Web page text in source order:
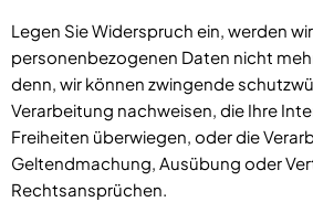
Legen Sie Widerspruch ein, werden
personenbezogenen Daten nicht
denn, wir können zwingende
Verarbeitung nachweisen, die Ihre
Freiheiten überwiegen, oder die
Geltendmachung, Ausübung oder
Rechtsansprüchen.